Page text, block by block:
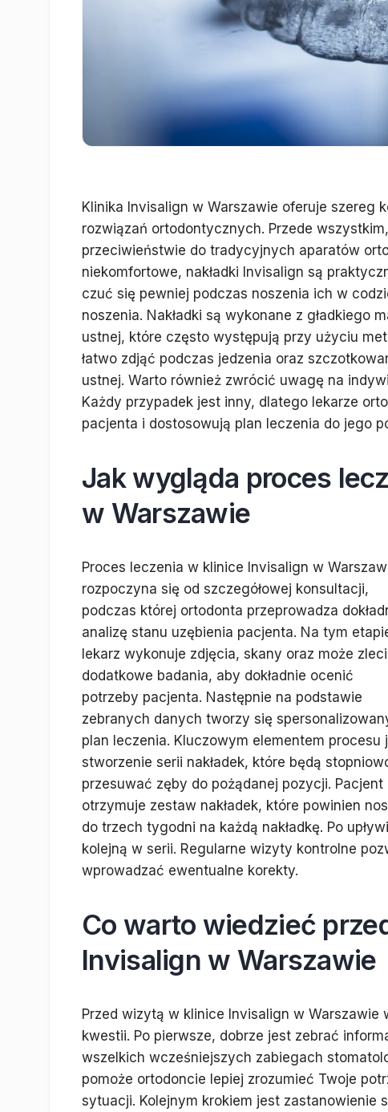
Klinika Invisalign w Warszawie oferuje szereg
rozwiązań ortodontycznych. Przede
przeciwieństwie do tradycyjnych aparatów
niekomfortowe, nakładki Invisalign są
czuć się pewniej podczas noszenia ich w
noszenia. Nakładki są wykonane z gładkiego
ustnej, które często występują przy użyciu
łatwo zdjąć podczas jedzenia oraz
ustnej. Warto również zwrócić uwagę na
Każdy przypadek jest inny, dlatego lekarze
pacjenta i dostosowują plan leczenia do jego
Jak wygląda proces
w Warszawie
Proces leczenia w klinice Invisalign w
rozpoczyna się od szczegółowej konsultacji,
podczas której ortodonta przeprowadza
analizę stanu uzębienia pacjenta. Na tym
lekarz wykonuje zdjęcia, skany oraz może
dodatkowe badania, aby dokładnie ocenić
potrzeby pacjenta. Następnie na podstawie
zebranych danych tworzy się
plan leczenia. Kluczowym elementem procesu
stworzenie serii nakładek, które będą
przesuwać zęby do pożądanej pozycji. Pacjent
otrzymuje zestaw nakładek, które powinien
do trzech tygodni na każdą nakładkę. Po
kolejną w serii. Regularne wizyty kontrolne
wprowadzać ewentualne korekty.
Co warto wiedzieć
Invisalign w Warszawie
Przed wizytą w klinice Invisalign w
kwestii. Po pierwsze, dobrze jest zebrać
wszelkich wcześniejszych zabiegach
pomoże ortodoncie lepiej zrozumieć Twoje
sytuacji. Kolejnym krokiem jest zastanowienie